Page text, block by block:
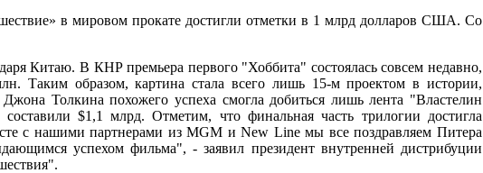
в мировом прокате достигли отметки в 1 млрд долларов США. Со
Китаю. В КНР премьера первого "Хоббита" состоялась совсем недавно,
Таким образом, картина стала всего лишь 15-м проектом в истории,
Толкина похожего успеха смогла добиться лишь лента "Властелин
$1,1 млрд. Отметим, что финальная часть трилогии достигла
с нашими партнерами из MGM и New Line мы все поздравляем Питера
успехом фильма", - заявил президент внутренней дистрибуции